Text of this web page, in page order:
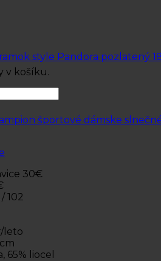
v košíku.
style Pandora pozlatený
športové dámske
30€
102
leto
65% liocel